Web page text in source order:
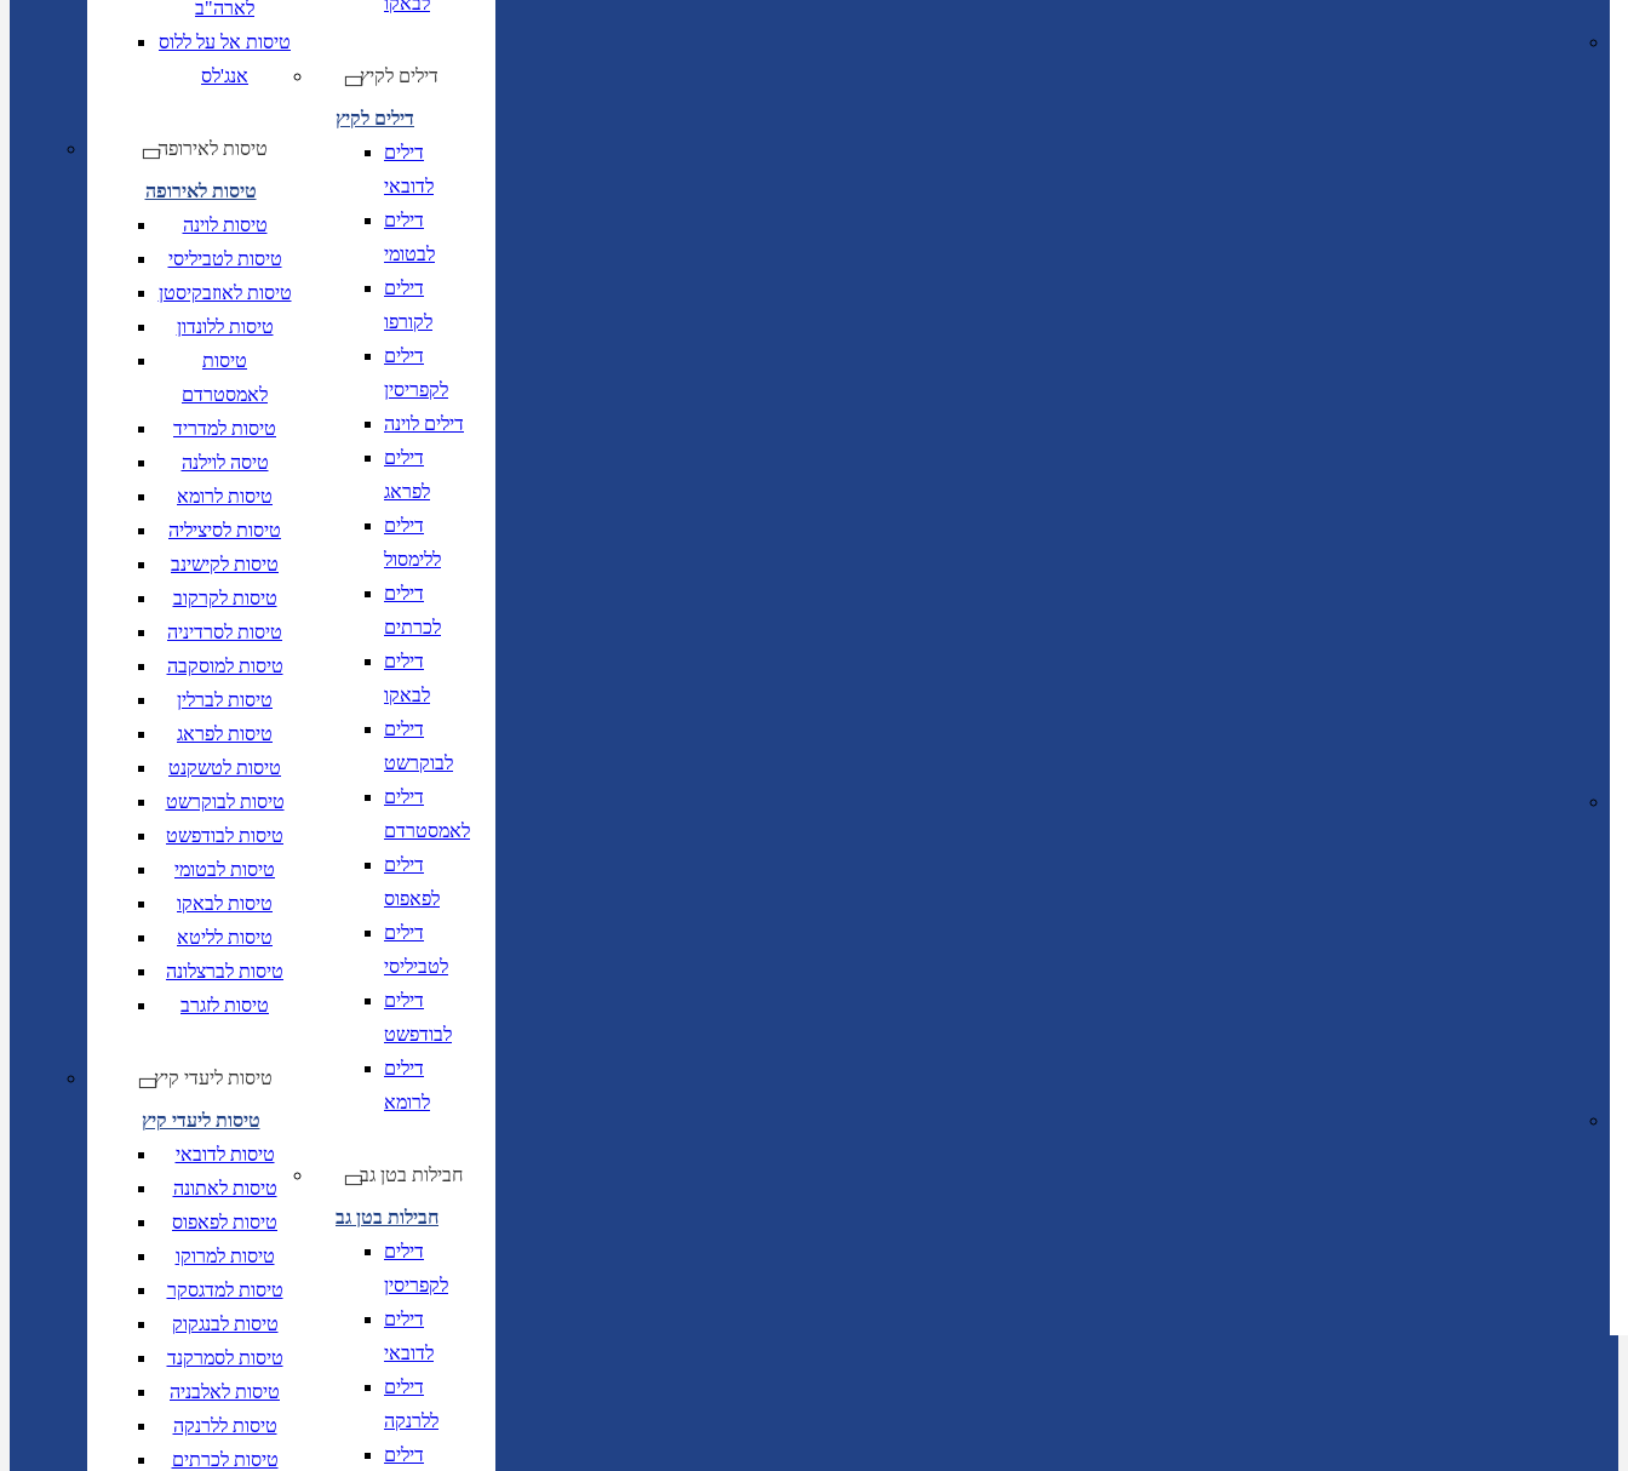
לארה"ב
טיסות אל על ללוס
אנג'לס
טיסות לאירופה
טיסות לאירופה
טיסות לוינה
טיסות לטביליסי
טיסות לאוזבקיסטן
טיסות ללונדון
טיסות
לאמסטרדם
טיסות למדריד
טיסה לוילנה
טיסות לרומא
טיסות לסיציליה
טיסות לקישינב
טיסות לקרקוב
טיסות לסרדיניה
טיסות למוסקבה
טיסות לברלין
טיסות לפראג
טיסות לטשקנט
טיסות לבוקרשט
טיסות לבודפשט
טיסות לבטומי
טיסות לבאקו
טיסות לליטא
טיסות לברצלונה
טיסות לזגרב
טיסות ליעדי קיץ
טיסות ליעדי קיץ
טיסות לדובאי
טיסות לאתונה
טיסות לפאפוס
טיסות למרוקו
טיסות למדגסקר
טיסות לבנגקוק
טיסות לסמרקנד
טיסות לאלבניה
טיסות ללרנקה
טיסות לכרתים
דילים לקיץ
דילים לקיץ
דילים
לדובאי
דילים
לבטומי
דילים
לקורפו
דילים
לקפריסין
דילים לוינה
דילים
לפראג
דילים
ללימסול
דילים
לכרתים
דילים
לבאקו
דילים
לבוקרשט
דילים
לאמסטרדם
דילים
לפאפוס
דילים
לטביליסי
דילים
לבודפשט
דילים
לרומא
חבילות בטן גב
חבילות בטן גב
דילים
לקפריסין
דילים
לדובאי
דילים
ללרנקה
דילים